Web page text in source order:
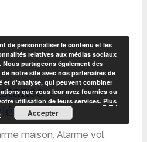
maison,Alarme vol
de personnaliser le contenu et les
relatives aux médias sociaux
partageons également des
notre site avec nos partenaires de
et d'analyse, qui peuvent combiner
que vous leur avez fournies ou
utilisation de leurs services. Plus
Accepter